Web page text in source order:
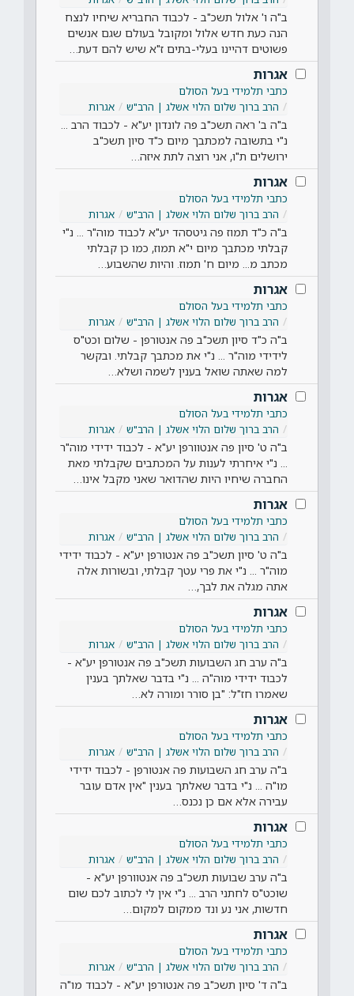
ב"ה ו' אלול תשכ"ב - לכבוד החבריא שיחיו לנצח
הנה כעת חדש אלול ומקובל בעולם שגם אנשים
פשוטים דהיינו בעלי-בתים ז"א שיש להם דעת…
אגרות
כתבי תלמידי בעל הסולם
הרב ברוך שלום הלוי אשלג | הרב"ש
אגרות
ב"ה ב' ראה תשכ"ב פה לונדון יע"א - לכבוד הרב ...
נ"י בתשובה למכתבך מיום כ"ד סיון תשכ"ב
ירושלים ת"ו, אני רוצה לתת איזה…
אגרות
כתבי תלמידי בעל הסולם
הרב ברוך שלום הלוי אשלג | הרב"ש
אגרות
ב"ה כ"ד תמוז פה גיטסהד יע"א לכבוד מוה"ר ... נ"י
קבלתי מכתבך מיום י"א תמוז, כמו כן קבלתי
מכתב מ... מיום ח' תמוז. והיות שהשבוע…
אגרות
כתבי תלמידי בעל הסולם
הרב ברוך שלום הלוי אשלג | הרב"ש
אגרות
ב"ה כ"ד סיון תשכ"ב פה אנטורפן - שלום וכט"ס
לידידי מוה"ר ... נ"י את מכתבך קבלתי. ובקשר
למה שאתה שואל בענין לשמה ושלא…
אגרות
כתבי תלמידי בעל הסולם
הרב ברוך שלום הלוי אשלג | הרב"ש
אגרות
ב"ה ט' סיון פה אנטוורפן יע"א - לכבוד ידידי מוה"ר
... נ"י איחרתי לענות על המכתבים שקבלתי מאת
החברה שיחיו היות שהדואר שאני מקבל אינו…
אגרות
כתבי תלמידי בעל הסולם
הרב ברוך שלום הלוי אשלג | הרב"ש
אגרות
ב"ה ט' סיון תשכ"ב פה אנטורפן יע"א - לכבוד ידידי
מוה"ר ... נ"י את פרי עטך קבלתי, ובשורות אלה
אתה מגלה את לבך,…
אגרות
כתבי תלמידי בעל הסולם
הרב ברוך שלום הלוי אשלג | הרב"ש
אגרות
ב"ה ערב חג השבועות תשכ"ב פה אנטורפן יע"א -
לכבוד ידידי מוה"ה ... נ"י בדבר שאלתך בענין
שאמרו חז"ל: "בן סורר ומורה לא…
אגרות
כתבי תלמידי בעל הסולם
הרב ברוך שלום הלוי אשלג | הרב"ש
אגרות
ב"ה ערב חג השבועות פה אנטורפן - לכבוד ידידי
מו"ה ... נ"י בדבר שאלתך בענין "אין אדם עובר
עבירה אלא אם כן נכנס…
אגרות
כתבי תלמידי בעל הסולם
הרב ברוך שלום הלוי אשלג | הרב"ש
אגרות
ב"ה ערב שבועות תשכ"ב פה אנטוורפן יע"א -
שוכט"ס לחתני הרב ... נ"י אין לי לכתוב לכם שום
חדשות, אני נע ונד ממקום למקום…
אגרות
כתבי תלמידי בעל הסולם
הרב ברוך שלום הלוי אשלג | הרב"ש
אגרות
ב"ה ד' סיון תשכ"ב פה אנטורפן יע"א - לכבוד מו"ה